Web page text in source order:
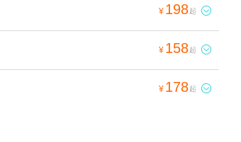
¥ 198起 
¥ 158起 
¥ 178起 